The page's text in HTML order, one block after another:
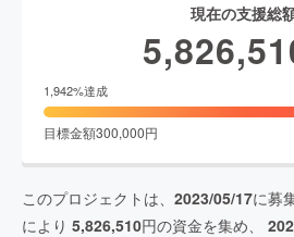
現在の支援総
1,942%達成
目標金額300,000円
このプロジェクトは、 2023/05/17に募
により 5,826,510円の資金を集め、